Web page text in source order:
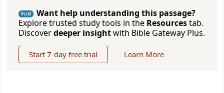
PLUS
Want help understanding this passage?
Explore trusted study tools in the Resourcestab.
Discoverdeeper insightwith Bible Gateway Plus.
Start 7-day free trial Learn More